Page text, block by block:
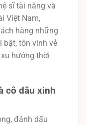
sĩ tài năng và
Việt Nam,
hàng những
bật, tôn vinh vẻ
hướng thời
cô dâu xinh
đánh dấu